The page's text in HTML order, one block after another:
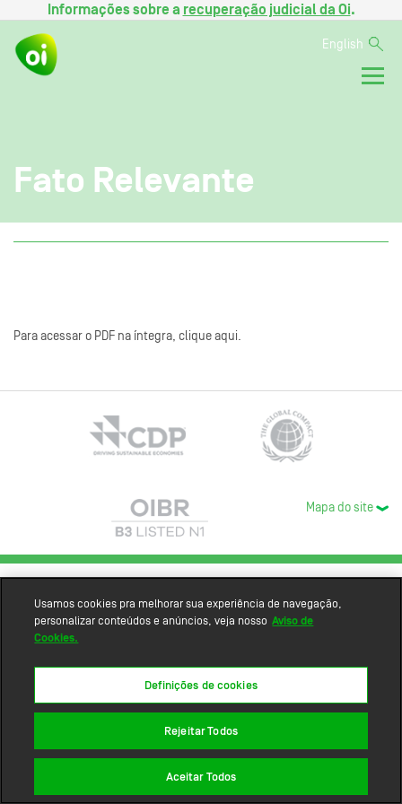
Informações sobre a recuperação judicial da Oi.
English
Fato Relevante
Para acessar o PDF na íntegra, clique aqui.
Mapa do site
Usamos cookies pra melhorar sua experiência de navegação,
personalizar conteúdos e anúncios, veja nosso Aviso de
Cookies.
Definições de cookies
Rejeitar Todos
Aceitar Todos